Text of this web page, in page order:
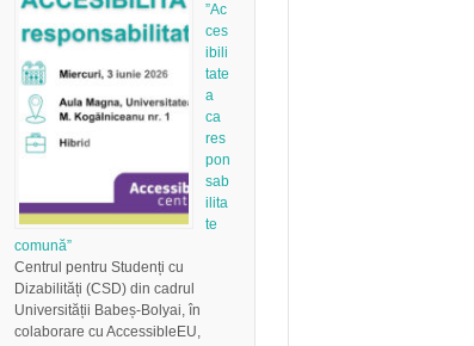
”Ac
ces
ibili
tate
a
ca
res
pon
sab
ilita
te
comună”
Centrul pentru Studenți cu
Dizabilități (CSD) din cadrul
Universității Babeș-Bolyai, în
colaborare cu AccessibleEU,